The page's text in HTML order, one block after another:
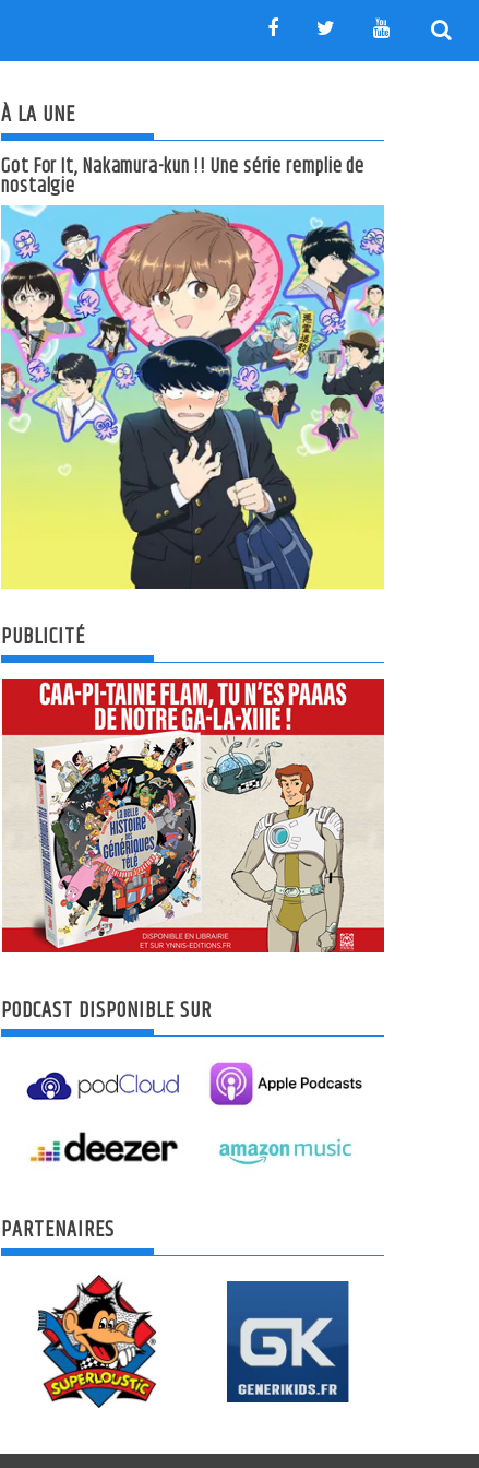
À LA UNE
Got For It, Nakamura-kun !! Une série remplie de
nostalgie
PUBLICITÉ
PODCAST DISPONIBLE SUR
PARTENAIRES